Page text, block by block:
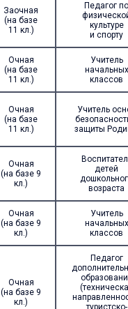
Заочная
(на базе
11 кл.)
Педагог по
культуре
и спорту
Очная
(на базе
11 кл.)
Учитель
начальных
классов
Очная
(на базе
11 кл.)
Учитель
защиты
Очная
(на базе 9
кл.)
детей
возраста
Очная
(на базе 9
кл.)
Учитель
начальных
классов
Очная
(на базе 9
кл.)
Педагог
туристско-